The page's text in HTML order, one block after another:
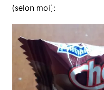
(selon moi):